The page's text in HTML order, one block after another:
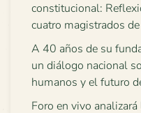
constitucional:
cuatro magistrados
A 40 años de su
un diálogo nacional
humanos y el futuro
Foro en vivo